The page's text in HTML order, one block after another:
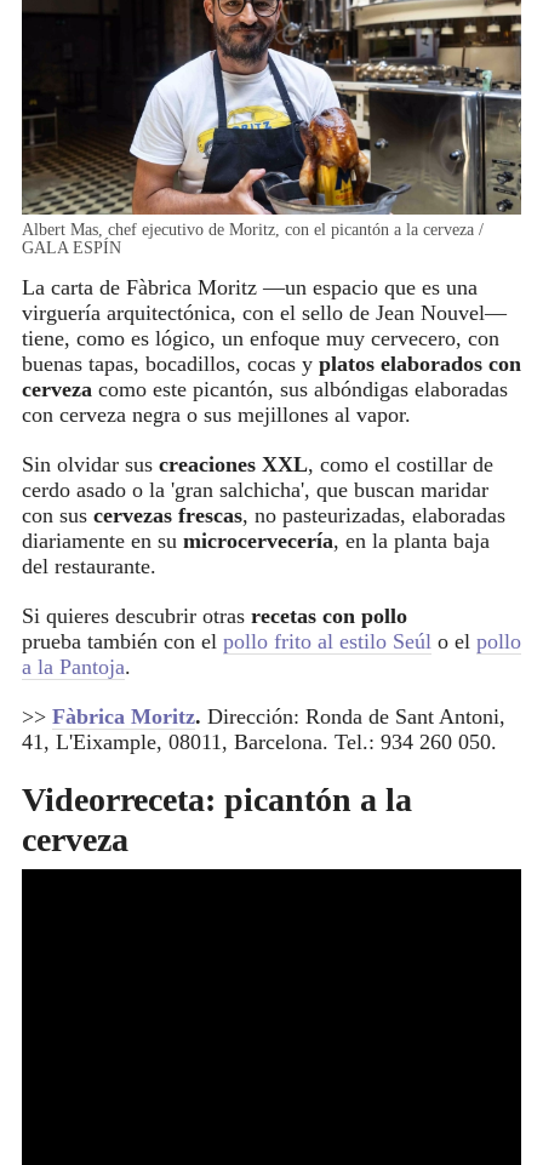
Albert Mas, chef ejecutivo de Moritz, con el picantón a la cerveza /
GALA ESPÍN
La carta de Fàbrica Moritz —un espacio que es una
virguería arquitectónica, con el sello de Jean Nouvel—
tiene, como es lógico, un enfoque muy cervecero, con
buenas tapas, bocadillos, cocas y platos elaborados con
cerveza como este picantón, sus albóndigas elaboradas
con cerveza negra o sus mejillones al vapor.
Sin olvidar sus creaciones XXL, como el costillar de
cerdo asado o la 'gran salchicha', que buscan maridar
con sus cervezas frescas, no pasteurizadas, elaboradas
diariamente en su microcervecería, en la planta baja
del restaurante.
Si quieres descubrir otras recetas con pollo
prueba también con el pollo frito al estilo Seúl o el pollo
a la Pantoja.
>> Fàbrica Moritz. Dirección: Ronda de Sant Antoni,
41, L'Eixample, 08011, Barcelona. Tel.: 934 260 050.
Videorreceta: picantón a la
cerveza